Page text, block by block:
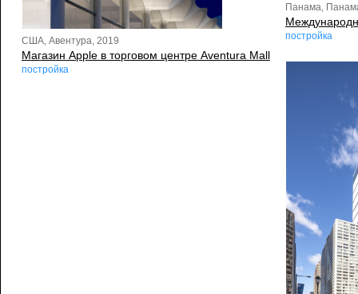
США, Авентура, 2019
Магазин Apple в торговом центре Aventura Mall
постройка
Панама,
постройка